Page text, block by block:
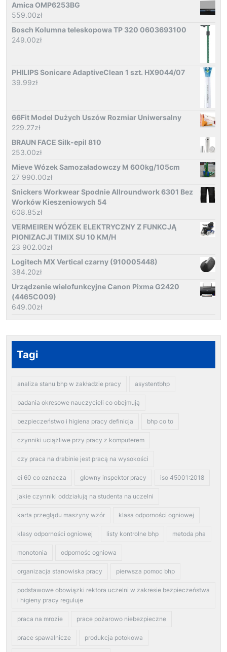
Amica OMP6253BG
559.00zł
Bosch Kolumna teleskopowa TP 320 0603693100
249.00zł
PHILIPS Sonicare AdaptiveClean 1 szt. HX9044/07
39.99zł
66Fit Model Dużych Uszów Rozmiar Uniwersalny
229.27zł
BRAUN FACE Silk-epil 810
253.00zł
Mieve Wózek Samozaładowczy M 600kg/105cm
27 990.00zł
Snickers Workwear Spodnie Allroundwork 6301 Bez
Worków Kieszeniowych 54
608.85zł
VERMEIREN WÓZEK ELEKTRYCZNY Z FUNKCJĄ
PIONIZACJI TIMIX SU 10 KM/H
23 902.00zł
Logitech MX Vertical czarny (910005448)
384.20zł
Urządzenie wielofunkcyjne Canon Pixma G2420
(4465C009)
649.00zł
Tagi
analiza stanu bhp w zakładzie pracy asystentbhp
badania okresowe nauczycieli co obejmują
bezpieczeństwo i higiena pracy definicja bhp co to
czynniki uciążliwe przy pracy z komputerem
czy praca na drabinie jest pracą na wysokości
ei 60 co oznacza glowny inspektor pracy iso 45001:2018
jakie czynniki oddziałują na studenta na uczelni
karta przeglądu maszyny wzór klasa odporności ogniowej
klasy odporności ogniowej listy kontrolne bhp metoda pha
monotonia odpornośc ogniowa
organizacja stanowiska pracy pierwsza pomoc bhp
podstawowe obowiązki rektora uczelni w zakresie bezpieczeństwa
i higieny pracy reguluje
praca na mrozie prace pożarowo niebezpieczne
prace spawalnicze produkcja potokowa